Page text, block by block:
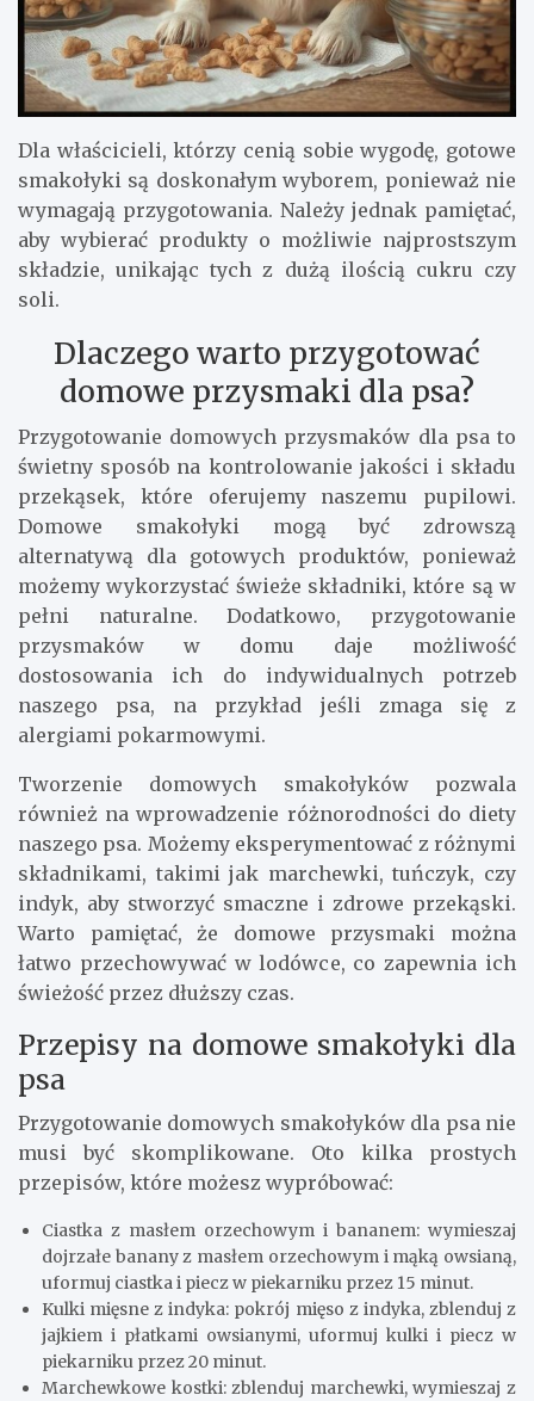
Dla właścicieli, którzy cenią sobie wygodę, gotowe
smakołyki są doskonałym wyborem, ponieważ nie
wymagają przygotowania. Należy jednak pamiętać,
aby wybierać produkty o możliwie najprostszym
składzie, unikając tych z dużą ilością cukru czy
soli.
Dlaczego warto przygotować
domowe przysmaki dla psa?
Przygotowanie domowych przysmaków dla psa to
świetny sposób na kontrolowanie jakości i składu
przekąsek, które oferujemy naszemu pupilowi.
Domowe smakołyki mogą być zdrowszą
alternatywą dla gotowych produktów, ponieważ
możemy wykorzystać świeże składniki, które są w
pełni naturalne. Dodatkowo, przygotowanie
przysmaków w domu daje możliwość
dostosowania ich do indywidualnych potrzeb
naszego psa, na przykład jeśli zmaga się z
alergiami pokarmowymi.
Tworzenie domowych smakołyków pozwala
również na wprowadzenie różnorodności do diety
naszego psa. Możemy eksperymentować z różnymi
składnikami, takimi jak marchewki, tuńczyk, czy
indyk, aby stworzyć smaczne i zdrowe przekąski.
Warto pamiętać, że domowe przysmaki można
łatwo przechowywać w lodówce, co zapewnia ich
świeżość przez dłuższy czas.
Przepisy na domowe smakołyki dla
psa
Przygotowanie domowych smakołyków dla psa nie
musi być skomplikowane. Oto kilka prostych
przepisów, które możesz wypróbować:
Ciastka z masłem orzechowym i bananem: wymieszaj
dojrzałe banany z masłem orzechowym i mąką owsianą,
uformuj ciastka i piecz w piekarniku przez 15 minut.
Kulki mięsne z indyka: pokrój mięso z indyka, zblenduj z
jajkiem i płatkami owsianymi, uformuj kulki i piecz w
piekarniku przez 20 minut.
Marchewkowe kostki: zblenduj marchewki, wymieszaj z